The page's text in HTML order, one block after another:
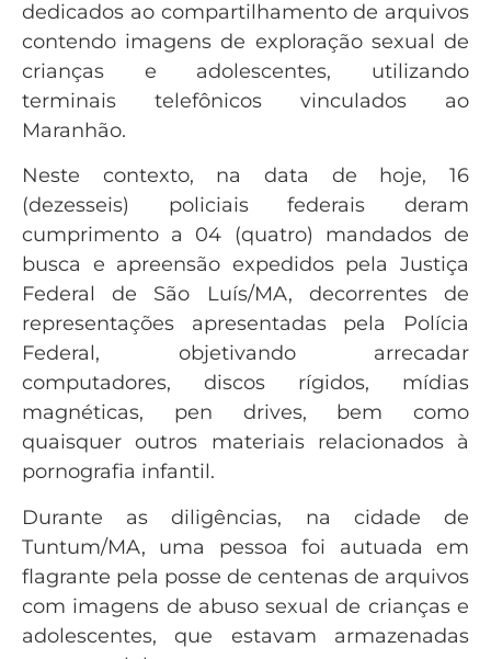
dedicados ao compartilhamento de arquivos
contendo imagens de exploração sexual de
crianças e adolescentes, utilizando
terminais telefônicos vinculados ao
Maranhão.
Neste contexto, na data de hoje, 16
(dezesseis) policiais federais deram
cumprimento a 04 (quatro) mandados de
busca e apreensão expedidos pela Justiça
Federal de São Luís/MA, decorrentes de
representações apresentadas pela Polícia
Federal, objetivando arrecadar
computadores, discos rígidos, mídias
magnéticas, pen drives, bem como
quaisquer outros materiais relacionados à
pornografia infantil.
Durante as diligências, na cidade de
Tuntum/MA, uma pessoa foi autuada em
flagrante pela posse de centenas de arquivos
com imagens de abuso sexual de crianças e
adolescentes, que estavam armazenadas